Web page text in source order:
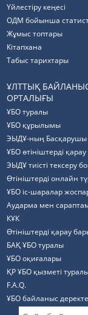
Үйлестіру кеңесі
ОДМ бойынша
Жұмыс топтары
Кітапхана
Табыс тарихтары
ҰЛТТЫҚ
ОРТАЛЫҒЫ
ҰБО туралы
ҰБО құрылымы
ЭЫДҰ-ның Басқарушы
ҰБО өтініштерді қарау
ЭЫДҰ тиісті тексеру
Өтініштерді онлайн
ҰБО іс-шаралар
Аударма мен
КҰК
Өтініштерді қарау
БАҚ ҰБО туралы
ҰБО оқиғалары
ҚР ҰБО қызметі
F.A.Q.
ҰБО байланыс